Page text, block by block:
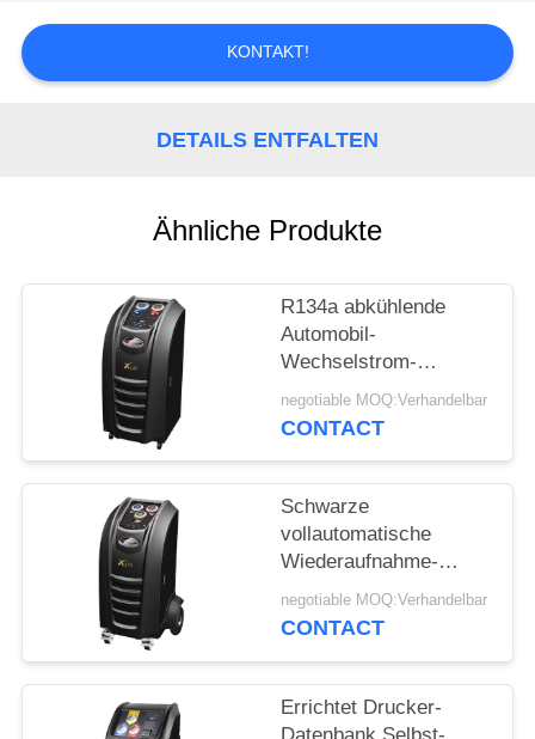
SIE
EIN
POLICY
KONTAKT!
DETAILS ENTFALTEN
Ähnliche Produkte
R134a abkühlende
Automobil-
Wechselstrom-
Wiederaufnahme-
Maschinen-manuelle
grundlegendes Modell
negotiable MOQ:Verhandelbar
CONTACT
Schwarze
vollautomatische
Wiederaufnahme-
Maschinen-
Farbbildschirm-Öl-
abkühlende
negotiable MOQ:Verhandelbar
CONTACT
Errichtet Drucker-
Datenbank Selbst-